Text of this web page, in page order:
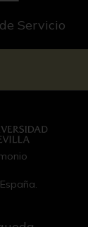
Servicio